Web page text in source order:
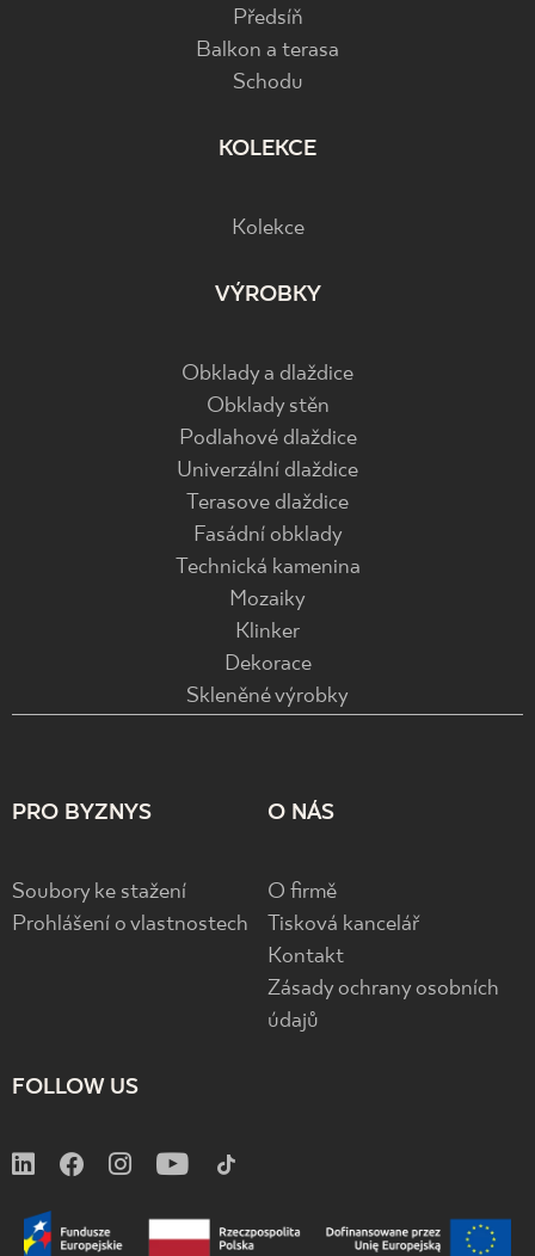
Předsíň
Balkon a terasa
Schodu
KOLEKCE
Kolekce
VÝROBKY
Obklady a dlaždice
Obklady stěn
Podlahové dlaždice
Univerzální dlaždice
Terasove dlaždice
Fasádní obklady
Technická kamenina
Mozaiky
Klinker
Dekorace
Skleněné výrobky
PRO BYZNYS
Soubory ke stažení
Prohlášení o vlastnostech
O NÁS
O firmě
Tisková kancelář
Kontakt
Zásady ochrany osobních
údajů
FOLLOW US